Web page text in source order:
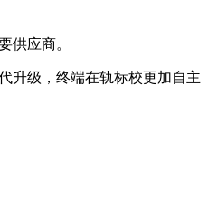
供应商。
升级，终端在轨标校更加自主